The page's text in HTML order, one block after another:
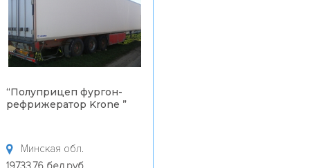
Полуприцеп фургон-
рефрижератор Krone”
Минская обл.